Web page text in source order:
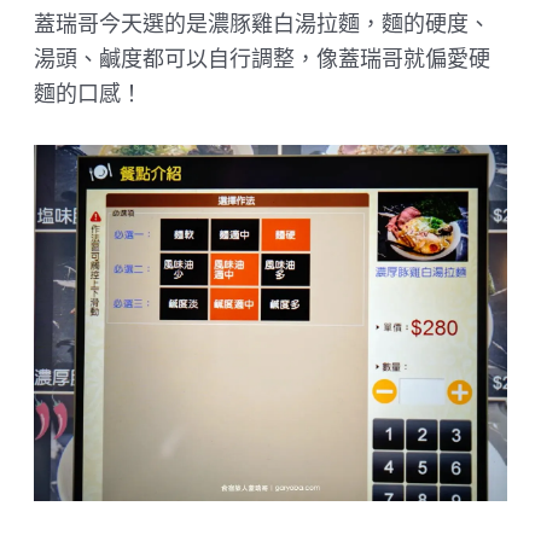
蓋瑞哥今天選的是濃豚雞白湯拉麵，麵的硬度、
湯頭、鹹度都可以自行調整，像蓋瑞哥就偏愛硬
麵的口感！